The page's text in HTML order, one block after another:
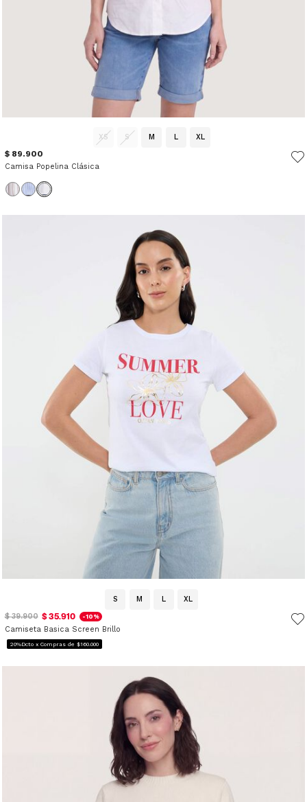
XS S M L XL
$ 89.900
Camisa Popelina Clásica
S M L
XL
$ 39.900 $ 35.910 -10%
Camiseta Basica Screen Brillo
20%Dcto x Compras de $160.000